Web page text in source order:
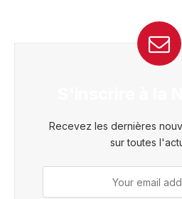
Recevez les dernières
sur toutes